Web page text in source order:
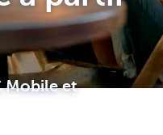
Mobile et